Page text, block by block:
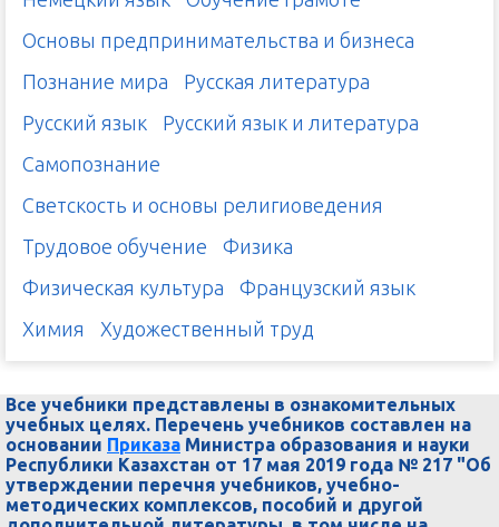
Основы предпринимательства и бизнеса
Познание мира
Русская литература
Русский язык
Русский язык и литература
Самопознание
Светскость и основы религиоведения
Трудовое обучение
Физика
Физическая культура
Французский язык
Химия
Художественный труд
Все учебники представлены в ознакомительных
учебных целях. Перечень учебников составлен на
основании Приказа Министра образования и науки
Республики Казахстан от 17 мая 2019 года № 217 "Об
утверждении перечня учебников, учебно-
методических комплексов, пособий и другой